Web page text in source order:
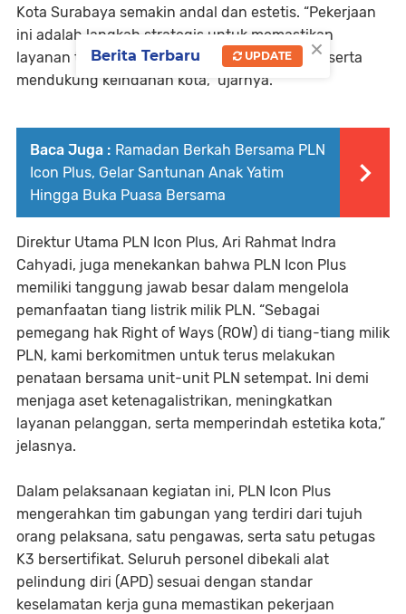
Kota Surabaya semakin andal dan estetis. “Pekerjaan
ini adalah langkah strategis untuk memastikan
layanan telekomunikasi lebih handal, reliabel, serta
mendukung keindahan kota,” ujarnya.
Baca Juga : Ramadan Berkah Bersama PLN
Icon Plus, Gelar Santunan Anak Yatim
Hingga Buka Puasa Bersama
Direktur Utama PLN Icon Plus, Ari Rahmat Indra
Cahyadi, juga menekankan bahwa PLN Icon Plus
memiliki tanggung jawab besar dalam mengelola
pemanfaatan tiang listrik milik PLN. “Sebagai
pemegang hak Right of Ways (ROW) di tiang-tiang milik
PLN, kami berkomitmen untuk terus melakukan
penataan bersama unit-unit PLN setempat. Ini demi
menjaga aset ketenagalistrikan, meningkatkan
layanan pelanggan, serta memperindah estetika kota,”
jelasnya.
Dalam pelaksanaan kegiatan ini, PLN Icon Plus
mengerahkan tim gabungan yang terdiri dari tujuh
orang pelaksana, satu pengawas, serta satu petugas
K3 bersertifikat. Seluruh personel dibekali alat
pelindung diri (APD) sesuai dengan standar
keselamatan kerja guna memastikan pekerjaan
×
Berita Terbaru UPDATE